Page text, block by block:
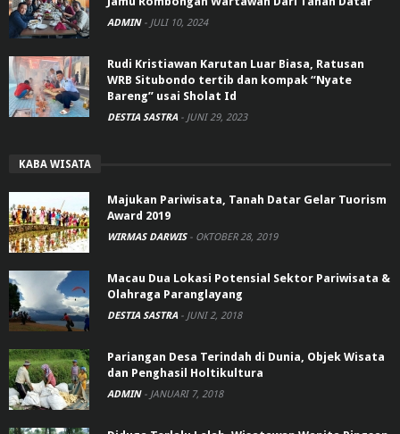
ADMIN - JULI 10, 2024
Rudi Kristiawan Karutan Luar Biasa, Ratusan
WRB Situbondo tertib dan kompak “Nyate
Bareng” usai Sholat Id
DESTIA SASTRA - JUNI 29, 2023
KABA WISATA
Majukan Pariwisata, Tanah Datar Gelar Tuorism
Award 2019
WIRMAS DARWIS - OKTOBER 28, 2019
Macau Dua Lokasi Potensial Sektor Pariwisata &
Olahraga Paranglayang
DESTIA SASTRA - JUNI 2, 2018
Pariangan Desa Terindah di Dunia, Objek Wisata
dan Penghasil Holtikultura
ADMIN - JANUARI 7, 2018